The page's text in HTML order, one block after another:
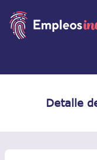
Detalle